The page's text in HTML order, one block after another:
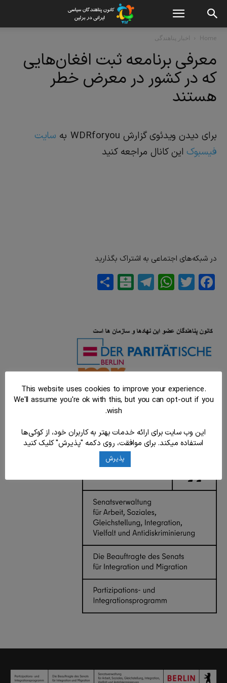
Home اخبار پناهندگی
معرفی برنامعه ثبت افغان‌هایی
که در کشور در معرض خطر
هستند
برای دیدن ویدئوی گزارش WDRforyou به
سایت
فیسبوک این کانال مراجعه کنید
در شبکه‌های اجتماعی به اشتراک بگذارید
Facebook
Twitter
WhatsApp
Telegram
Balatarin
This website uses cookies to improve your experience.
We'll assume you're ok with this, but you can opt-out if you
wish.
این وب سایت برای ارائه خدمات بهتر به کاربران خود، از کوکی‌ها
استفاده میکند. برای موافقت، روی دکمه "پذیرش" کلیک کنید
پذیرش